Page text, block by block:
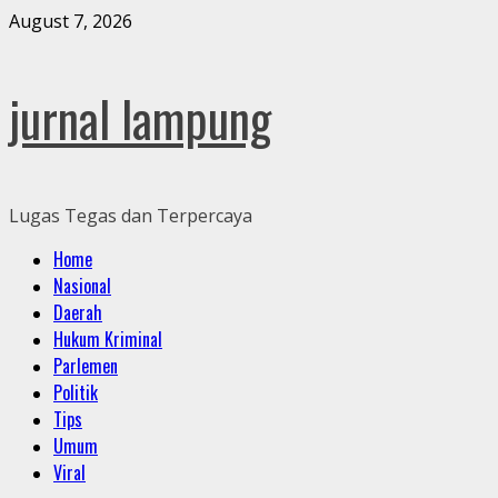
Skip
August 7, 2026
jurnal lampung
Lugas Tegas dan Terpercaya
Primary
Menu
Home
Nasional
Daerah
Hukum Kriminal
Parlemen
Politik
Tips
Umum
Viral